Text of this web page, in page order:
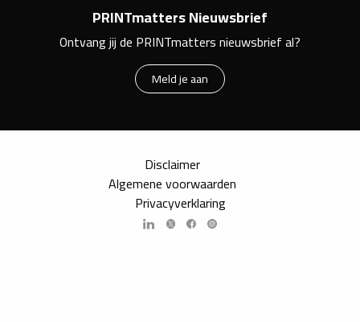
PRINTmatters Nieuwsbrief
Ontvang jij de PRINTmatters nieuwsbrief al?
Meld je aan
Disclaimer
Algemene voorwaarden
Privacyverklaring